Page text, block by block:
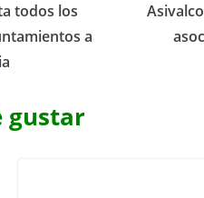
todos los
a
gustar